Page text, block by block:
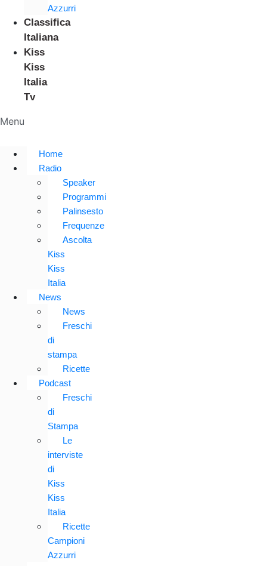
Azzurri
Classifica
Italiana
Kiss
Kiss
Italia
Tv
Menu
Home
Radio
Speaker
Programmi
Palinsesto
Frequenze
Ascolta
Kiss
Kiss
Italia
News
News
Freschi
di
stampa
Ricette
Podcast
Freschi
di
Stampa
Le
interviste
di
Kiss
Kiss
Italia
Ricette
Campioni
Azzurri